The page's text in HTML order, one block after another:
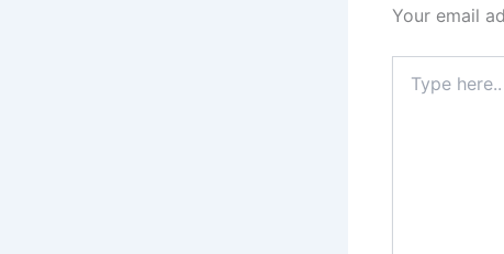
Your email
here..